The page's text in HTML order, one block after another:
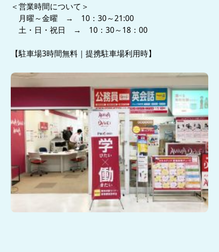
＜営業時間について＞
月曜～金曜 → 10：30～21:00
土・日・祝日 → 10：30～18：00
【駐車場3時間無料｜提携駐車場利用時】